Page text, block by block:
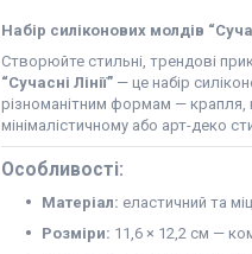
Набір силіконових молдів
Створюйте стильні, трендові
“Сучасні Лінії” — це набір
різноманітним формам —
мінімалістичному або арт-деко
Особливості:
Матеріал: еластичний та
Розміри: 11,6 × 12,2 см —